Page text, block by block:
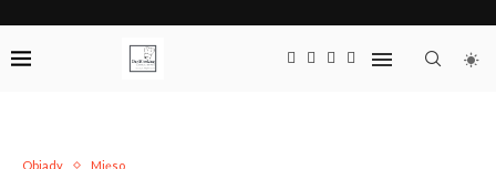
Obiady Mięso